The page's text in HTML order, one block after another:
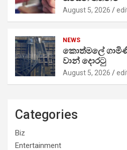
August 5, 2026
NEWS
කොත්මලේ
වාන් දොරටු
August 5, 2026
Categories
Biz
Entertainment